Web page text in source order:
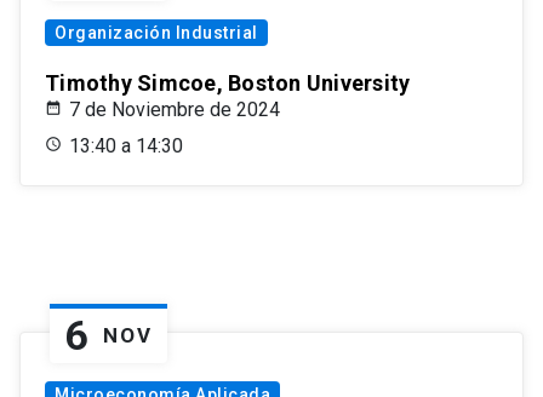
Organización Industrial
Timothy Simcoe, Boston University
7 de Noviembre de 2024
13:40 a 14:30
6 NOV